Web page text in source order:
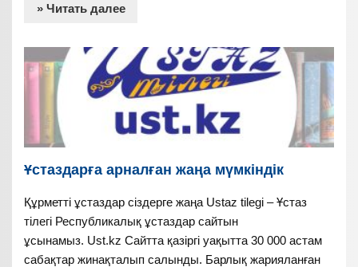
» Читать далее
Ұстаздарға арналған жаңа мүмкіндік
Құрметті ұстаздар сіздерге жаңа Ustaz tilegi – Ұстаз
тілегі Республикалық ұстаздар сайтын
ұсынамыз. Ust.kz Сайтта қазіргі уақытта 30 000 астам
сабақтар жинақталып салынды. Барлық жарияланған